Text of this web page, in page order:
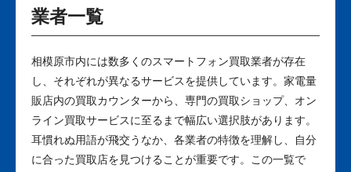
業者一覧
相模原市内には数多くのスマートフォン買取業者が存在
し、それぞれが異なるサービスを提供しています。家電量
販店内の買取カウンターから、専門の買取ショップ、オン
ライン買取サービスに至るまで幅広い選択肢があります。
耳慣れぬ用語が飛交うなか、各業者の特徴を理解し、自分
に合った買取店を見つけることが重要です。この一覧で